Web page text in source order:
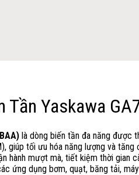
Tần Yaskawa
là dòng biến tần đa năng được
tối ưu hóa năng lượng và
hành mượt mà, tiết kiệm thời
ứng dụng bơm, quạt, băng tải,